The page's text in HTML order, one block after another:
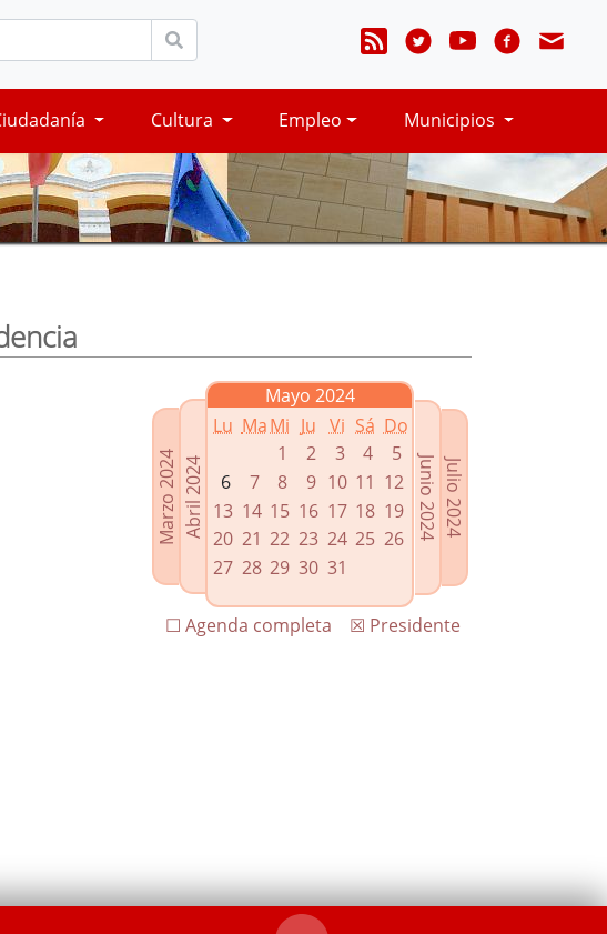
Cultura Empleo Municipios
Marzo 2024Abril 2024
Mayo 2024
Lu MaMi Ju Vi Sá Do
1
2 3 4
5
6
7 8 9 10 11 12
13 14 15 16 17 18 19
20 21 22 23 24 25 26
27 28 29 30 31
Julio 2024
Junio 2024
☒ Presidente
☐ Agenda completa